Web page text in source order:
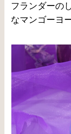
フランダーの
なマンゴーヨ